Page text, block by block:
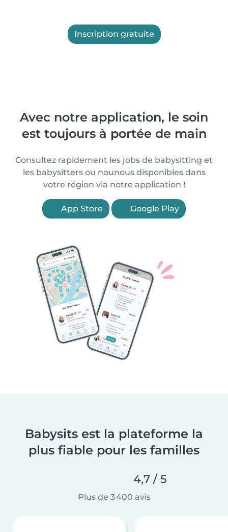
Inscription gratuite
Avec notre application, le soin
est toujours à portée de main
Consultez rapidement les jobs de babysitting et
les babysitters ou nounous disponibles dans
votre région via notre application !
App Store Google Play
Babysits est la plateforme la
plus fiable pour les familles
4,7 / 5
Plus de 3 400 avis